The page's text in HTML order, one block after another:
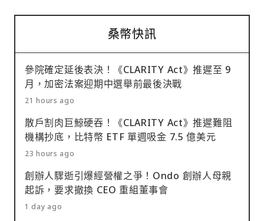
桑幣快訊
參院確定延後表決！《CLARITY Act》推遲至 9
月，加密法案迎期中選舉前最後決戰
21 hours ago
散戶割肉巨鯨硬吞！《CLARITY Act》推遲難阻
機構抄底，比特幣 ETF 單週吸金 7.5 億美元
23 hours ago
創辦人驟逝引爆經營權之爭！Ondo 創辦人母親
起訴，要求撤換 CEO 重組董事會
1 day ago